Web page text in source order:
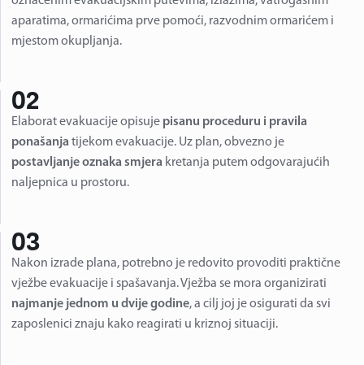
aparatima, ormarićima prve pomoći, razvodnim ormarićem i
mjestom okupljanja.
02
Elaborat evakuacije opisuje
pisanu proceduru i pravila
ponašanja
tijekom evakuacije. Uz plan, obvezno je
postavljanje oznaka smjera
kretanja putem odgovarajućih
naljepnica u prostoru.
03
Nakon izrade plana, potrebno je redovito provoditi praktične
vježbe evakuacije i spašavanja. Vježba se mora organizirati
najmanje jednom u dvije godine
, a cilj joj je osigurati da svi
zaposlenici znaju kako reagirati u kriznoj situaciji.